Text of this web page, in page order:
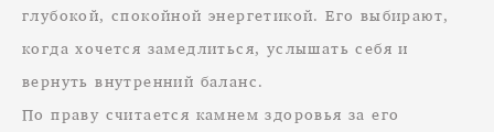
глубокой, спокойной энергетикой. Его выбирают,
когда хочется замедлиться, услышать себя и
вернуть внутренний баланс.
По праву считается камнем здоровья за его